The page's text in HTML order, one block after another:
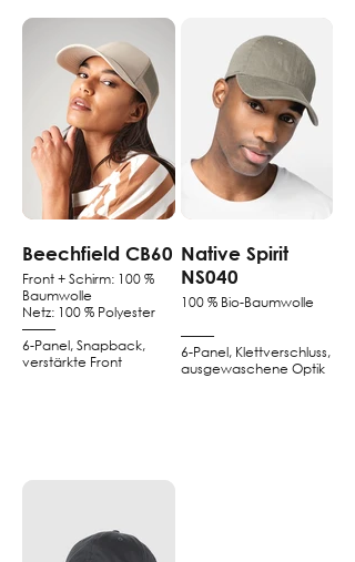
Beechfield CB60
Front + Schirm: 100 %
Baumwolle
Netz: 100 % Polyester
–––––
6-Panel, Snapback,
verstärkte Front
Native Spirit
NS040
100 % Bio-Baumwolle
–––––
6-Panel, Klettverschluss,
ausgewaschene Optik